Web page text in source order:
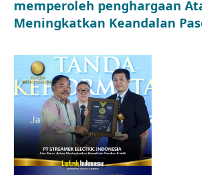
memperoleh penghargaan
Meningkatkan Keandalan